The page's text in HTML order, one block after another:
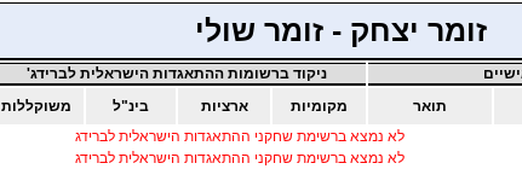
זומר יצחק - זומר שולי
ניקוד ברשומות ההתאגדות הישראלית לברידג'
תואר מקומיות ארציות בינ"ל
משוקללות
לא נמצא ברשימת שחקני ההתאגדות הישראלית לברידג
לא נמצא ברשימת שחקני ההתאגדות הישראלית לברידג